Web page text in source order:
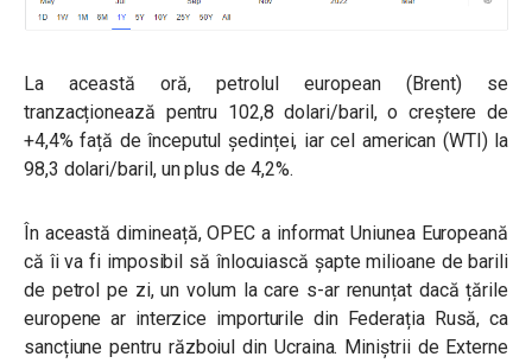
La această oră, petrolul european (Brent) se
tranzacționează pentru 102,8 dolari/baril, o creștere de
+4,4% față de începutul ședinței, iar cel american (WTI) la
98,3 dolari/baril, un plus de 4,2%.
În această dimineață, OPEC a informat Uniunea Europeană
că îi va fi imposibil să înlocuiască șapte milioane de barili
de petrol pe zi, un volum la care s-ar renunțat dacă țările
europene ar interzice importurile din Federația Rusă, ca
sancțiune pentru războiul din Ucraina. Miniștrii de Externe